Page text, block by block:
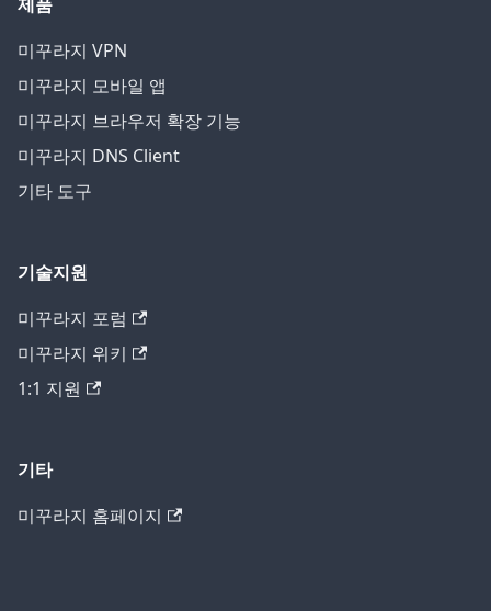
미꾸라지 VPN
미꾸라지 모바일 앱
미꾸라지 브라우저 확장 기능
미꾸라지 DNS Client
기타 도구
기술지원
미꾸라지 포럼
미꾸라지 위키
1:1 지원
기타
미꾸라지 홈페이지